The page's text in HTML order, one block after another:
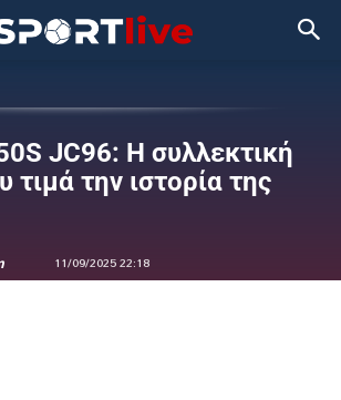
JC96: Η συλλεκτική
τιμά την ιστορία της
11/09/2025 22:18